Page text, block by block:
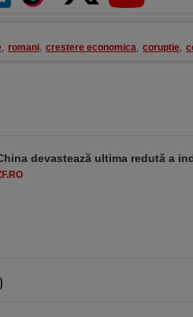
, romani, crestere economica, coruptie,
devastează ultima redută a